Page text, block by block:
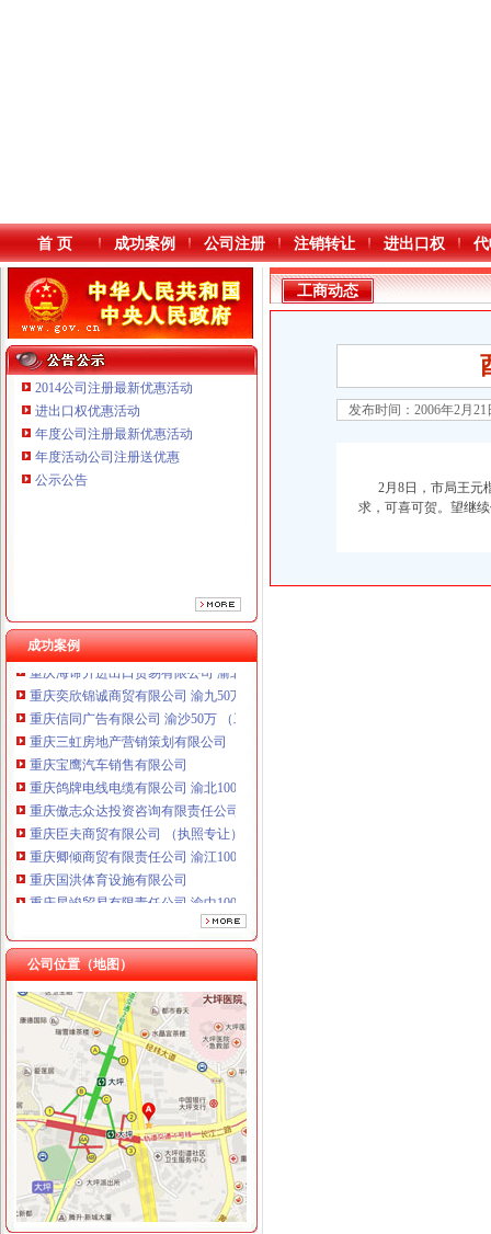
本站导航
首 页 成功案例 公司注册 注销转让 进出口权
2014公司注册最新优惠活动
进出口权优惠活动
年度公司注册最新优惠活动
年度活动公司注册送优惠
公示公告
成功案例
重庆卿倾商贸有限责任公司 渝江100万 （工商注册）
重庆星竣贸易有限责任公司 渝中100万 （进出口权）
重庆海谛升进出口贸易有限公司 渝北100万 （进出口权）
重庆奕欣锦诚商贸有限公司 渝九50万 （工商注册）
重庆信同广告有限公司 渝沙50万 （工商注册）
重庆三虹房地产营销策划有限公司
重庆宝鹰汽车销售有限公司
重庆鸽牌电线电缆有限公司 渝北10010万 (进出口权)
重庆傲志众达投资咨询有限责任公司 渝九1000万 （增资）
重庆臣夫商贸有限公司 （执照专让）
重庆卿倾商贸有限责任公司 渝江100万 （工商注册）
重庆国洪体育设施有限公司
重庆星竣贸易有限责任公司 渝中100万 （进出口权）
重庆海谛升进出口贸易有限公司 渝北100万 （进出口权）
重庆奕欣锦诚商贸有限公司 渝九50万 （工商注册）
重庆信同广告有限公司 渝沙50万 （工商注册）
重庆三虹房地产营销策划有限公司
重庆宝鹰汽车销售有限公司
公司位置（地图）
工商动态
李晞朦副局一般纳税人公司条件长参加九龙坡区驰名著名商标表彰会
总局一般纳税人公司条件钟攸平副局长到大足局视察工作
市局团总支积筹备“五·四”一般纳税人怎么交税青年节野外拓展训练活动
梁平局消委六项措施推进“黄金周”一般纳税人认定标准维权工作
经开园局一般纳税人公司注册四项措施开展合同格式条款监督备案工作
全市工商系统纪检监察干部再掀“更新观念、适应形势”一般纳税人公司条件大
我市一般纳税人公司注册工商系统第五期青年干部培训班开班
万州信息化建设推行“月查月考”一般纳税人公司条件制度
江津局代办一般纳税人四个坚持狠抓机关作风建设
开县局着力构建高效处理信访事项的一般纳税人注册流程五大机制
经开园局一般纳税人怎么交税四项措施加风廉政建设
合川局三项措施贯彻市一般纳税人注册流程局风廉政建设暨纪检监察工作会议精
沙坪坝局创新方式加集贸市一般纳税人怎么交税场管理
九龙坡局“五结合”代办一般纳税人积做好年检工作
荣昌局怎么注册一般纳税人突出重点认真开展农机护农专项理行动
工商动态
发布时间：2006年2月
2月8日，市局王元
求，可喜可贺。望继